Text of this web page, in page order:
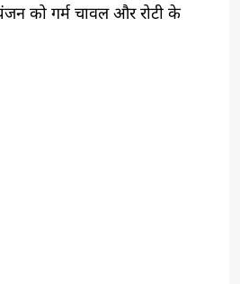
को गर्म चावल और रोटी के